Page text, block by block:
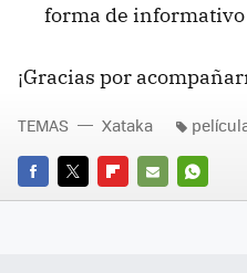
forma de
¡Gracias por
FACEBOOK
TWITTERFLIPBOARD
E-
TEMAS Xataka